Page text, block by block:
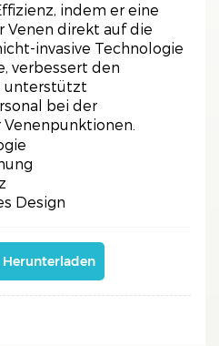
indem er eine
Venen direkt auf die
invasive Technologie
verbessert den
unterstützt
bei der
Design
Herunterladen